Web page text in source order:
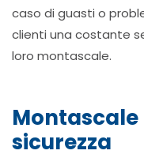
caso di guasti o
clienti una costante
loro montascale.
sicurezza